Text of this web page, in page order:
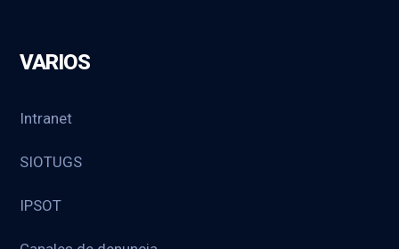
VARIOS
Intranet
SIOTUGS
IPSOT